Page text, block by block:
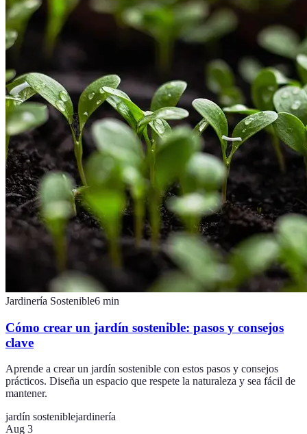
Jardinería Sostenible6 min
Cómo crear un jardín sostenible: pasos y consejos
clave
Aprende a crear un jardín sostenible con estos pasos y consejos
prácticos. Diseña un espacio que respete la naturaleza y sea fácil de
mantener.
jardín sosteniblejardinería
Aug 3